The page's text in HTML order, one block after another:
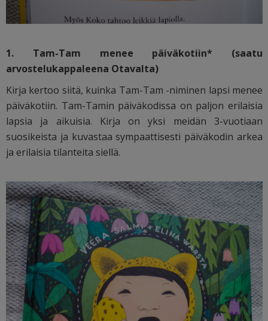
1. Tam-Tam menee päiväkotiin* (saatu
arvostelukappaleena Otavalta)
Kirja kertoo siitä, kuinka Tam-Tam -niminen lapsi menee
päiväkotiin. Tam-Tamin päiväkodissa on paljon erilaisia
lapsia ja aikuisia. Kirja on yksi meidän 3-vuotiaan
suosikeista ja kuvastaa sympaattisesti päiväkodin arkea
ja erilaisia tilanteita siellä.